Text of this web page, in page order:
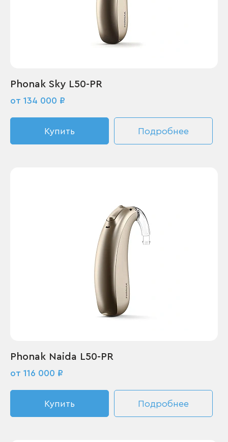
Phonak Sky L50-PR
от 134 000 ₽
Купить Подробнее
Phonak Naida L50-PR
от 116 000 ₽
Купить Подробнее